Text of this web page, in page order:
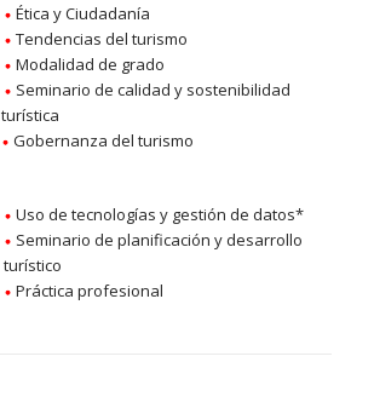
Ética y Ciudadanía
Tendencias del turismo
Modalidad de grado
Seminario de calidad y sostenibilidad
turística
Gobernanza del turismo
Uso de tecnologías y gestión de datos*
Seminario de planificación y desarrollo
turístico
Práctica profesional